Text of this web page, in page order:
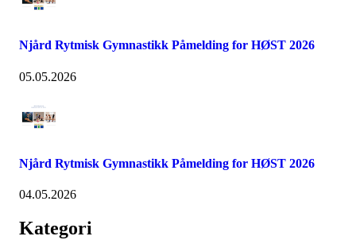
Njård Rytmisk Gymnastikk Påmelding for HØST 2026
05.05.2026
Njård Rytmisk Gymnastikk Påmelding for HØST 2026
04.05.2026
Kategori